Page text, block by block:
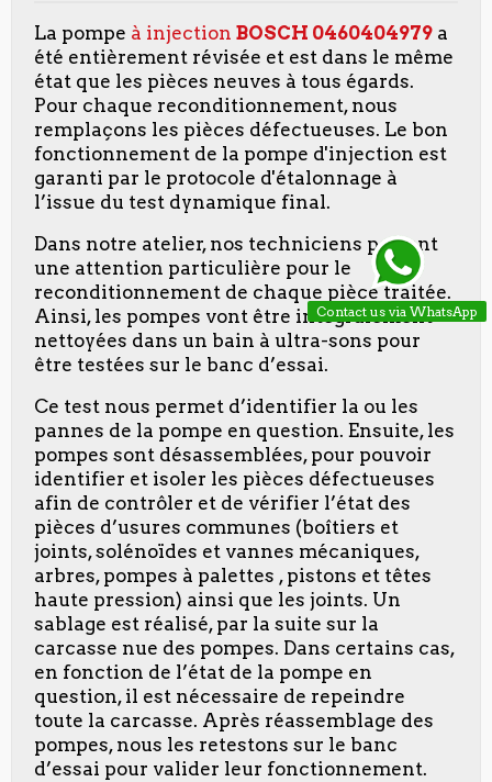
La pompe à injection BOSCH 0460404979 a
été entièrement révisée et est dans le même
état que les pièces neuves à tous égards.
Pour chaque reconditionnement, nous
remplaçons les pièces défectueuses. Le bon
fonctionnement de la pompe d'injection est
garanti par le protocole d'étalonnage à
l’issue du test dynamique final.
Dans notre atelier, nos techniciens portent
une attention particulière pour le
reconditionnement de chaque pièce traitée.
Ainsi, les pompes vont être intégralement
nettoyées dans un bain à ultra-sons pour
être testées sur le banc d’essai.
Ce test nous permet d’identifier la ou les
pannes de la pompe en question. Ensuite, les
pompes sont désassemblées, pour pouvoir
identifier et isoler les pièces défectueuses
afin de contrôler et de vérifier l’état des
pièces d’usures communes (boîtiers et
joints, solénoïdes et vannes mécaniques,
arbres, pompes à palettes , pistons et têtes
haute pression) ainsi que les joints. Un
sablage est réalisé, par la suite sur la
carcasse nue des pompes. Dans certains cas,
en fonction de l’état de la pompe en
question, il est nécessaire de repeindre
toute la carcasse. Après réassemblage des
pompes, nous les retestons sur le banc
d’essai pour valider leur fonctionnement.
Contact us via WhatsApp